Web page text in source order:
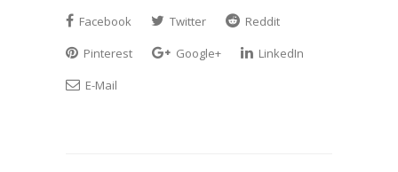
Facebook Twitter
Reddit
Pinterest
Google+
LinkedIn
E-Mail